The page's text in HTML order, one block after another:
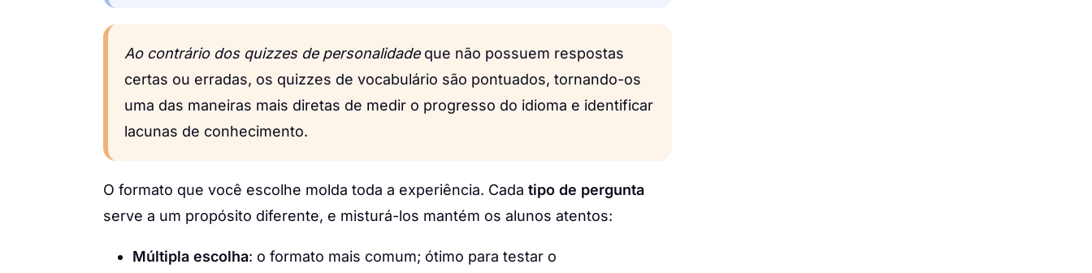
Ao contrário dos quizzes de personalidadeque não possuem respostas
certas ou erradas, os quizzes de vocabulário são pontuados, tornando-os
uma das maneiras mais diretas de medir o progresso do idioma e identificar
lacunas de conhecimento.
O formato que você escolhe molda toda a experiência. Cada tipo de pergunta
serve a um propósito diferente, e misturá-los mantém os alunos atentos:
Múltipla escolha: o formato mais comum; ótimo para testar o